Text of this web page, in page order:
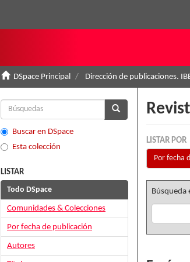
DSpace Principal Dirección de publicaciones.
LISTAR POR
Por fecha
Búsqueda
Buscar en DSpace
Esta colección
LISTAR
Todo DSpace
Comunidades & Colecciones
Por fecha de publicación
Autores